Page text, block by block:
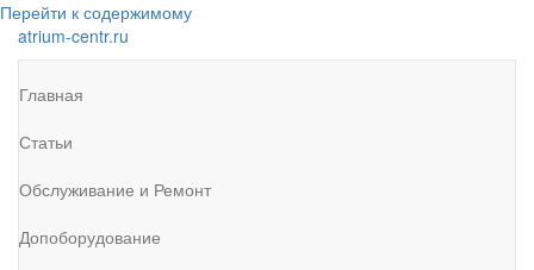
Перейти к содержимому
atrium-centr.ru
Главная
Статьи
Обслуживание и Ремонт
Допоборудование